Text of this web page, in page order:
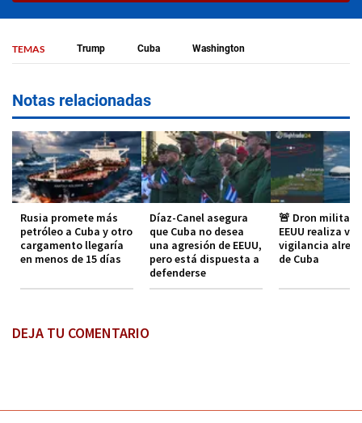
TEMAS Trump Cuba Washington
Notas relacionadas
Rusia promete más
petróleo a Cuba y otro
cargamento llegaría
en menos de 15 días
Díaz-Canel asegura
que Cuba no desea
una agresión de EEUU,
pero está dispuesta a
defenderse
🚨 Dron militar
EEUU realiza
vigilancia
de Cuba
DEJA TU COMENTARIO